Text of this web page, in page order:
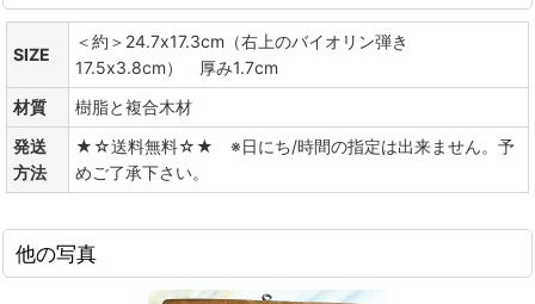
SIZE
＜約＞24.7x17.3cm（右上のバイオリン弾き
17.5x3.8cm） 厚み1.7cm
材質
樹脂と複合木材
発送
方法
★☆送料無料☆★ ※日にち/時間の指定は出来ません。予
めご了承下さい。
他の写真